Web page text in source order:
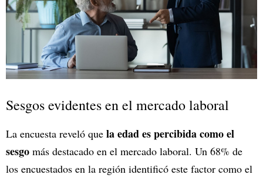
Sesgos evidentes en el mercado laboral
La encuesta reveló que la edad es percibida como el
sesgo más destacado en el mercado laboral. Un 68% de
los encuestados en la región identificó este factor como el